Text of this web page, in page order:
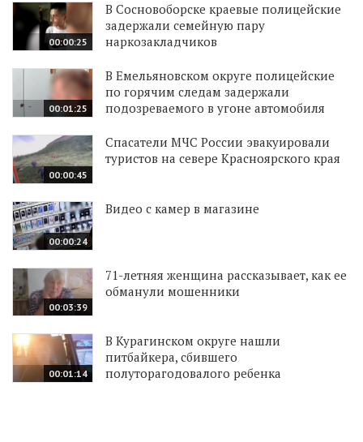
00:00:25
В Сосновоборске краевые полицейские
задержали семейную пару
наркозакладчиков
00:01:25
В Емельяновском округе полицейские
по горячим следам задержали
подозреваемого в угоне автомобиля
00:00:45
Спасатели МЧС России эвакуировали
туристов на севере Красноярского края
00:00:24
Видео с камер в магазине
00:03:39
71-летняя женщина рассказывает, как ее
обманули мошенники
00:01:14
В Курагинском округе нашли
питбайкера, сбившего
полуторагодовалого ребенка